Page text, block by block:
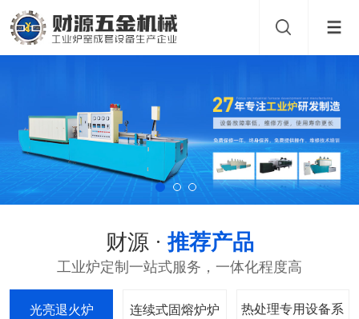
财源 ·推荐产品
工业炉定制一站式服务，一体化程度高
光亮退火炉 连续式固熔炉
热处理专用设备系